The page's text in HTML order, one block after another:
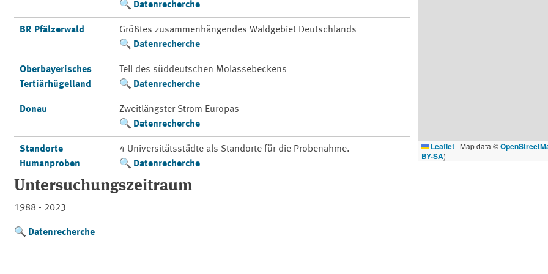
Datenrecherche
BR Pfälzerwald
Größtes zusammenhängendes Waldgebiet Deutschlands
Datenrecherche
Oberbayerisches
Tertiärhügelland
Teil des süddeutschen Molassebeckens
Datenrecherche
Donau
Zweitlängster Strom Europas
Datenrecherche
Standorte
Humanproben
4 Universitätsstädte als Standorte für die Probenahme.
Datenrecherche
Leaflet | Map data ©
BY-SA)
Untersuchungszeitraum
1988 - 2023
Datenrecherche